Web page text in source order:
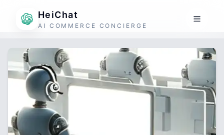
HeiChat
AI COMMERCE CONCIERGE